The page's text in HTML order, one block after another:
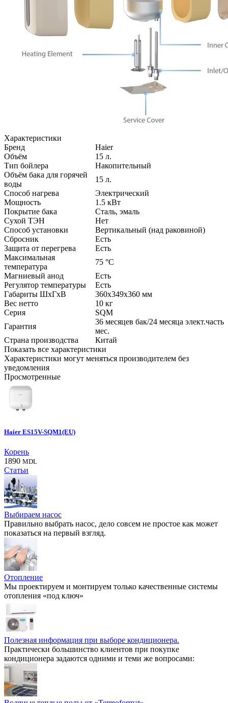
Характеристики
Бренд
Haier
Объём
15 л.
Тип бойлера
Накопительный
Объём бака для горячей
воды
15 л.
Способ нагрева
Электрический
Мощность
1.5 кВт
Покрытие бака
Cталь, эмаль
Сухой ТЭН
Нет
Способ установки
Вертикальный (над раковиной)
Сбросник
Есть
Защита от перегрева
Есть
Максимальная
температура
75 °C
Магниевый анод
Есть
Регулятор температуры
Есть
Габариты ШхГхВ
360x349x360 мм
Вес нетто
10 кг
Серия
SQM
Гарантия
36 месяцев бак/24 месяца элект.часть
мес.
Страна производства
Китай
Показать все характеристики
Характеристики могут меняться производителем без
уведомления
Просмотренные
Haier ES15V-SQM1(EU)
Корень
1890 MDL
Статьи
Выбираем насос
Правильно выбрать насос, дело совсем не простое как может
показаться на первый взгляд.
Отопление
Мы проектируем и монтируем только качественные системы
отопления «под ключ»
Полезная информация при выборе кондиционера.
Практически большинство клиентов при покупке
кондиционера задаются одними и теми же вопросами: